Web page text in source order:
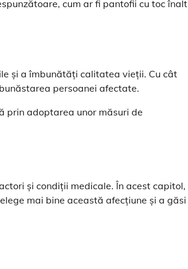
cum ar fi pantofii cu toc înalt
și a îmbunătăți calitatea vieții. Cu cât
persoanei afectate.
prin adoptarea unor măsuri de
și condiții medicale. În acest capitol,
mai bine această afecțiune și a găsi